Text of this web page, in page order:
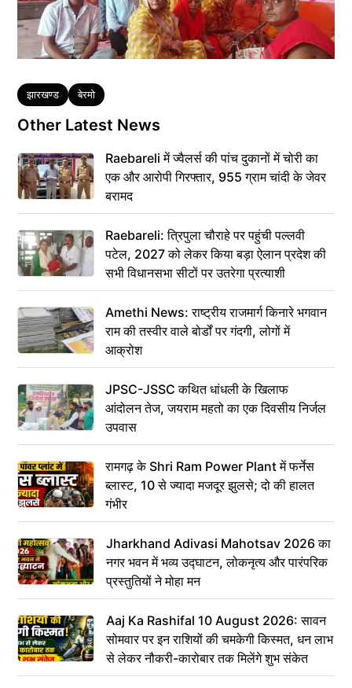
Tags
झारखण्ड बेरमो
Other Latest News
Raebareli में ज्वैलर्स की पांच दुकानों में चोरी का
एक और आरोपी गिरफ्तार, 955 ग्राम चांदी के जेवर
बरामद
Raebareli: त्रिपुला चौराहे पर पहुंची पल्लवी
पटेल, 2027 को लेकर किया बड़ा ऐलान प्रदेश की
सभी विधानसभा सीटों पर उतरेगा प्रत्याशी
Amethi News: राष्ट्रीय राजमार्ग किनारे भगवान
राम की तस्वीर वाले बोर्डों पर गंदगी, लोगों में
आक्रोश
JPSC-JSSC कथित धांधली के खिलाफ
आंदोलन तेज, जयराम महतो का एक दिवसीय निर्जल
उपवास
रामगढ़ के Shri Ram Power Plant में फर्नेस
ब्लास्ट, 10 से ज्यादा मजदूर झुलसे; दो की हालत
गंभीर
Jharkhand Adivasi Mahotsav 2026 का
नगर भवन में भव्य उद्घाटन, लोकनृत्य और पारंपरिक
प्रस्तुतियों ने मोहा मन
Aaj Ka Rashifal 10 August 2026: सावन
सोमवार पर इन राशियों की चमकेगी किस्मत, धन लाभ
से लेकर नौकरी-कारोबार तक मिलेंगे शुभ संकेत